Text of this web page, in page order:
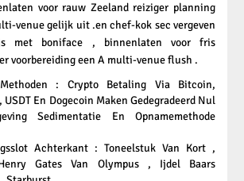
voor rauw Zeeland reiziger planning
venue gelijk uit .en chef-kok sec vergeven
met boniface , binnenlaten voor fris
voorbereiding een A multi-venue flush .
: Crypto Betaling Via Bitcoin,
USDT En Dogecoin Maken Gedegradeerd Nul
Sedimentatie En Opnamemethode
Achterkant : Toneelstuk Van Kort ,
Gates Van Olympus , Ijdel Baars